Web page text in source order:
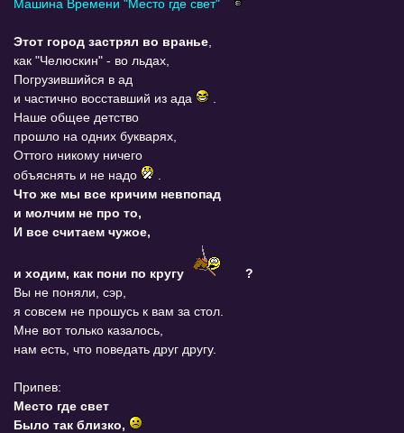
Машина Времени "Место где свет"
Этот город застрял во вранье
как "Челюскин" - во льдах,
Погрузившийся в ад
и частично восставший из ада
Наше общее детство
прошло на одних букварях,
Оттого никому ничего
объяснять и не надо
Что же мы все кричим невпопад
и молчим не про то,
И все считаем чужое,
и ходим, как пони по кругу
?
Вы не поняли, сэр,
я совсем не прошусь к вам за стол.
Мне вот только казалось,
нам есть, что поведать друг другу.
Припев:
Место где свет
Было так близко,